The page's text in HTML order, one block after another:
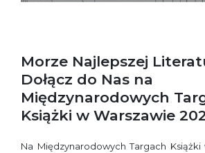
Morze Najlepszej
Dołącz do Nas na
Międzynarodowych
Książki w Warszawie
Na Międzynarodowych Targach Książki